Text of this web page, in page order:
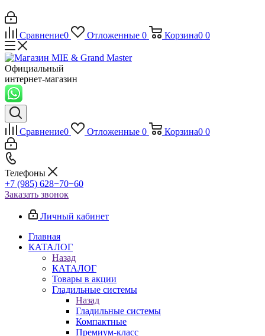
Сравнение0 Отложенные 0 Корзина0 0
Официальный
интернет-магазин
Сравнение0 Отложенные 0 Корзина0 0
Телефоны
+7 (985) 628−70−60
Заказать звонок
Личный кабинет
Главная
КАТАЛОГ
Назад
КАТАЛОГ
Товары в акции
Гладильные системы
Назад
Гладильные системы
Компактные
Премиум-класс